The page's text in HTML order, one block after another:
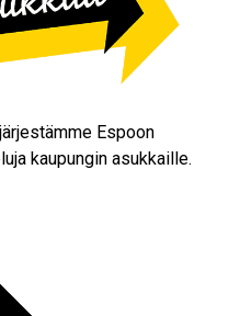
Espoon
kaupungin asukkaille.